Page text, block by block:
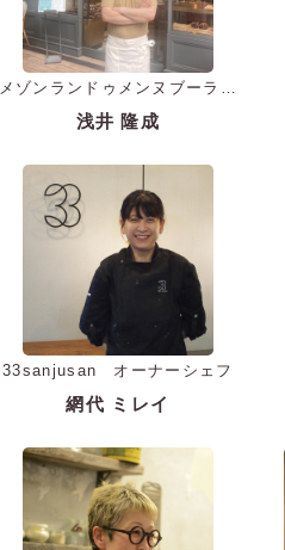
メゾンランドゥメンヌブーラン
浅井 隆成
33sanjusan オーナーシェフ
網代 ミレイ